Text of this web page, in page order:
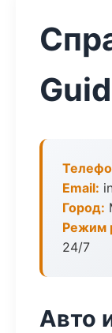
Email:
Город:
Режим
24/7
Авто